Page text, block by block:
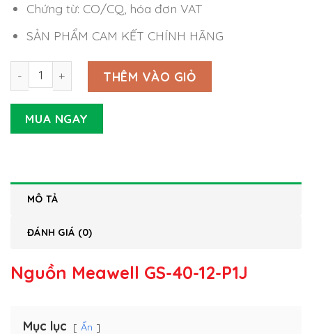
Chứng từ: CO/CQ, hóa đơn VAT
SẢN PHẨM CAM KẾT CHÍNH HÃNG
Nguồn Meanwell GS-40-12-P1J (40W 12V 3.34A) số lượng
THÊM VÀO GIỎ
MUA NGAY
MÔ TẢ
ĐÁNH GIÁ (0)
Nguồn Meawell GS-40-12-P1J
Mục lục Ẩn